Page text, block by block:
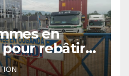
en
rebâtir